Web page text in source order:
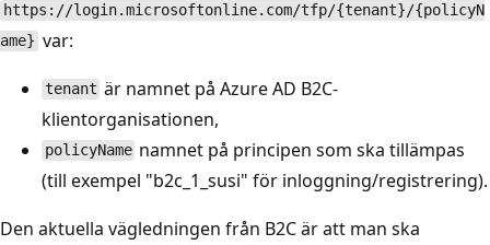
https://login.microsoftonline.com/tfp/{tenant}/{policyN
ame} var:
tenant är namnet på Azure AD B2C-
klientorganisationen,
policyName namnet på principen som ska tillämpas
(till exempel "b2c_1_susi" för inloggning/registrering).
Den aktuella vägledningen från B2C är att man ska